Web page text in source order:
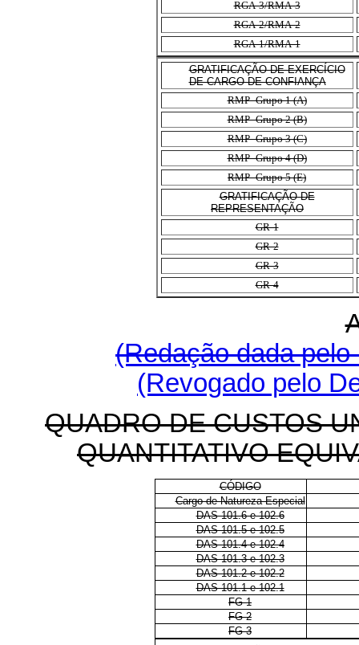
RGA-3/RMA-3
RGA-2/RMA-2
RGA-1/RMA-1
GRATIFICAÇÃO DE EXERCÍCIO
DE CARGO DE CONFIANÇA
RMP- Grupo 1 (A)
RMP- Grupo 2 (B)
RMP- Grupo 3 (C)
RMP- Grupo 4 (D)
RMP- Grupo 5 (E)
GRATIFICAÇÃO DE
REPRESENTAÇÃO
GR-1
GR-2
GR-3
GR-4
(Redação dada pelo
(Revogado pelo
QUADRO DE CUSTOS
QUANTITATIVO
CÓDIGO
Cargo de Natureza Especial
DAS 101.6 e 102.6
DAS 101.5 e 102.5
DAS 101.4 e 102.4
DAS 101.3 e 102.3
DAS 101.2 e 102.2
DAS 101.1 e 102.1
FG-1
FG-2
FG-3